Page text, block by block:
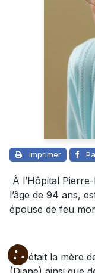
Imprimer
À l’Hôpital
l’âge de 94 ans,
épouse de feu
Elle était la mère